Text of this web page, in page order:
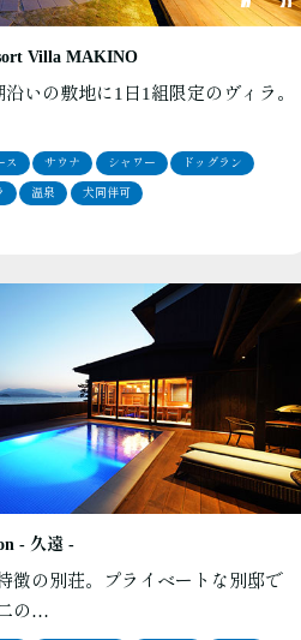
Villa MAKINO
いの敷地に1日1組限定のヴィラ。
ス サウナ シャワー ドッグラン
温泉 犬同伴可
- 久遠 -
徴の別荘。プライベートな別邸で
の…